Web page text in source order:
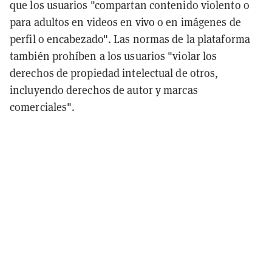
que los usuarios "compartan contenido violento o
para adultos en videos en vivo o en imágenes de
perfil o encabezado". Las normas de la plataforma
también prohíben a los usuarios "violar los
derechos de propiedad intelectual de otros,
incluyendo derechos de autor y marcas
comerciales".